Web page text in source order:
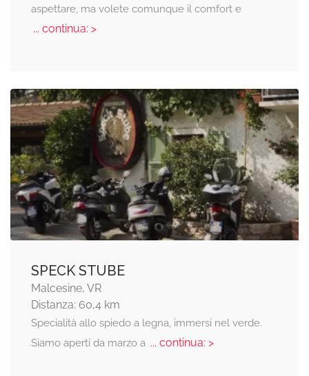
aspettare, ma volete comunque il comfort e
... continua: >
SPECK STUBE
Malcesine, VR
Distanza: 60,4 km
Specialità allo spiedo a legna, immersi nel verde.
Siamo aperti da marzo a ... continua: >